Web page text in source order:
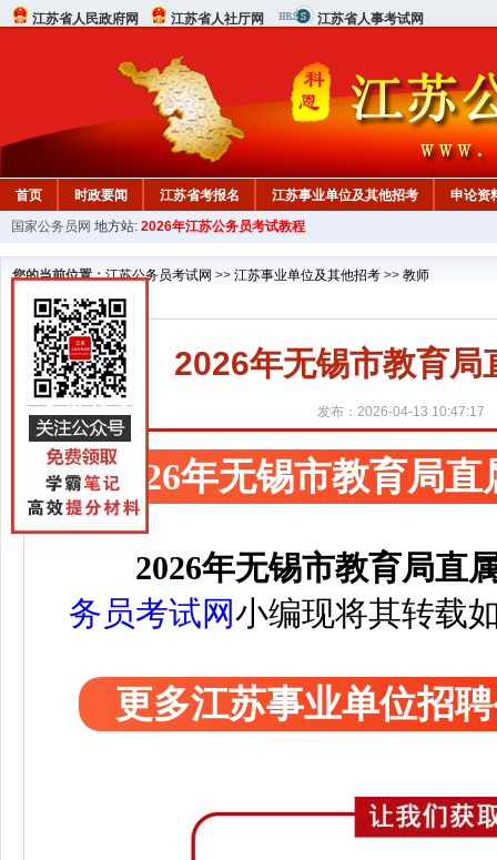
江苏省人民政府网 江苏省人社厅网 江苏省人事考试网
首页 时政要闻 江苏省考报名 江苏事业单位及其他招考
申论资
国家公务员网 地方站: 2026年江苏公务员考试教程
您的当前位置：江苏公务员考试网 >> 江苏事业单位及其他招考 >> 教师
2026年无锡市教育局
发布：2026-04-13 10:47:17
2026年无锡市教育局
2026年无锡市教育局直
务员考试网小编现将其转载
更多江苏事业单位招